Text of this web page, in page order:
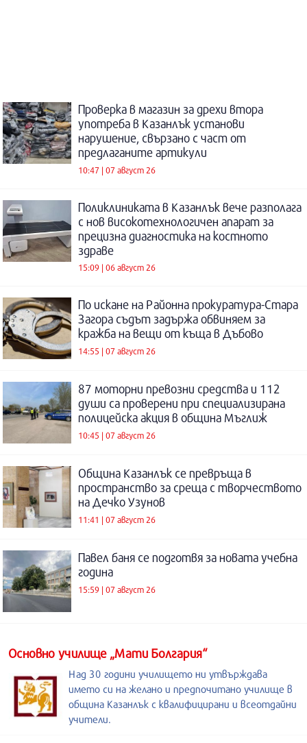
Проверка в магазин за дрехи втора
употреба в Казанлък установи
нарушение, свързано с част от
предлаганите артикули
10:47 | 07 август 26
Поликлиниката в Казанлък вече разполага
с нов високотехнологичен апарат за
прецизна диагностика на костното
здраве
15:09 | 06 август 26
По искане на Районна прокуратура-Стара
Загора съдът задържа обвиняем за
кражба на вещи от къща в Дъбово
14:55 | 07 август 26
87 моторни превозни средства и 112
души са проверени при специализирана
полицейска акция в община Мъглиж
10:45 | 07 август 26
Община Казанлък се превръща в
пространство за среща с творчеството
на Дечко Узунов
11:41 | 07 август 26
Павел баня се подготвя за новата учебна
година
15:59 | 07 август 26
Основно училище „Мати Болгария“
Над 30 години училището ни утвърждава
името си на желано и предпочитано училище в
община Казанлък с квалифицирани и всеотдайни
учители.